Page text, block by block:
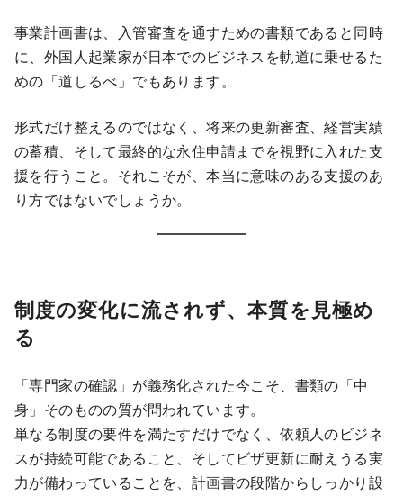
事業計画書は、入管審査を通すための書類であると同時
に、外国人起業家が日本でのビジネスを軌道に乗せるた
めの「道しるべ」でもあります。
形式だけ整えるのではなく、将来の更新審査、経営実績
の蓄積、そして最終的な永住申請までを視野に入れた支
援を行うこと。それこそが、本当に意味のある支援のあ
り方ではないでしょうか。
制度の変化に流されず、本質を見極め
る
「専門家の確認」が義務化された今こそ、書類の「中
身」そのものの質が問われています。
単なる制度の要件を満たすだけでなく、依頼人のビジネ
スが持続可能であること、そしてビザ更新に耐えうる実
力が備わっていることを、計画書の段階からしっかり設